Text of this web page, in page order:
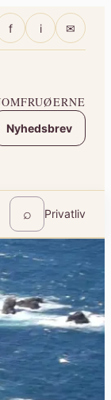
f i ✉
Nyhedsbrev
⌕ Privatliv